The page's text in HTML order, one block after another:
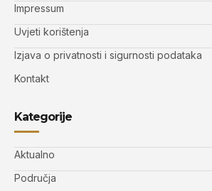
Impressum
Uvjeti korištenja
Izjava o privatnosti i sigurnosti podataka
Kontakt
Kategorije
Aktualno
Područja